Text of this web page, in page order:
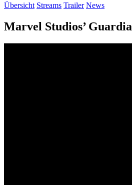
Übersicht Streams Trailer News
Marvel Studios’